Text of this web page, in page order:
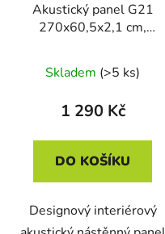
Akustický panel G21
270x60,5x2,1 cm,
Skladem (>5 ks)
1 290 Kč
DO KOŠÍKU
Designový interiérový